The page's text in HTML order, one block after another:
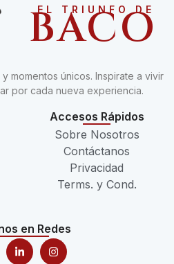
EL TRIUNFO DE
BACO
momentos únicos. Inspirate a vivir
por cada nueva experiencia.
Accesos Rápidos
Sobre Nosotros
Contáctanos
Privacidad
Terms. y Cond.
en Redes